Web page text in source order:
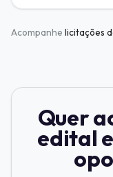
Acompanhe licitações
Quer
edital